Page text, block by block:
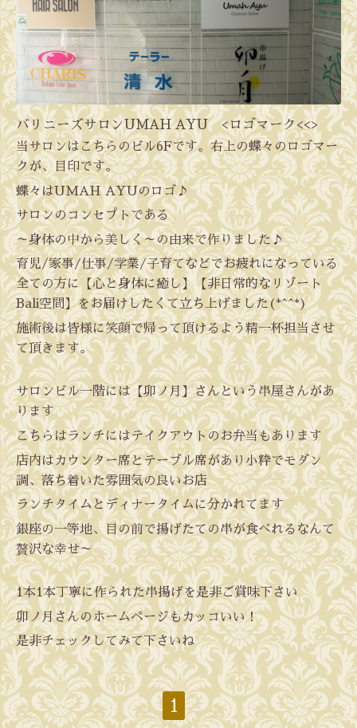
バリニーズサロンUMAH AYU <ロゴマーク<<>
当サロンはこちらのビル6Fです。右上の蝶々のロゴマー
クが、目印です。
蝶々はUMAH AYUのロゴ♪
サロンのコンセプトである
～身体の中から美しく～の由来で作りました♪
育児/家事/仕事/学業/子育てなどでお疲れになっている
全ての方に【心と身体に癒し】【非日常的なリゾート
Bali空間】をお届けしたくて立ち上げました(*^^*)
施術後は皆様に笑顔で帰って頂けるよう精一杯担当させ
て頂きます。
サロンビル一階には【卯ノ月】さんという串屋さんがあ
ります
こちらはランチにはテイクアウトのお弁当もあります
店内はカウンター席とテーブル席があり小粋でモダン
調、落ち着いた雰囲気の良いお店
ランチタイムとディナータイムに分かれてます
銀座の一等地、目の前で揚げたての串が食べれるなんて
贅沢な幸せ～
1本1本丁寧に作られた串揚げを是非ご賞味下さい
卯ノ月さんのホームページもカッコいい！
是非チェックしてみて下さいね
1